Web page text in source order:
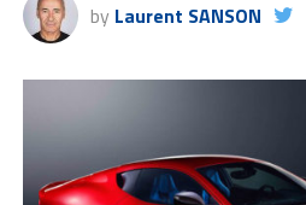
by Laurent SANSON